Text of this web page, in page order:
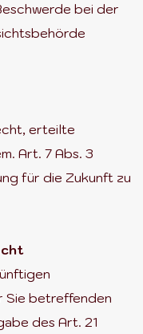
bei der
erteilte
Art. 7 Abs. 3
für die Zukunft zu
Sie betreffenden
des Art. 21